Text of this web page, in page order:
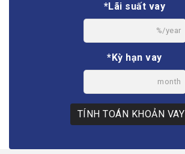
*Lãi suất vay
%/year
*Kỳ hạn vay
month
TÍNH TOÁN KHOẢN VAY